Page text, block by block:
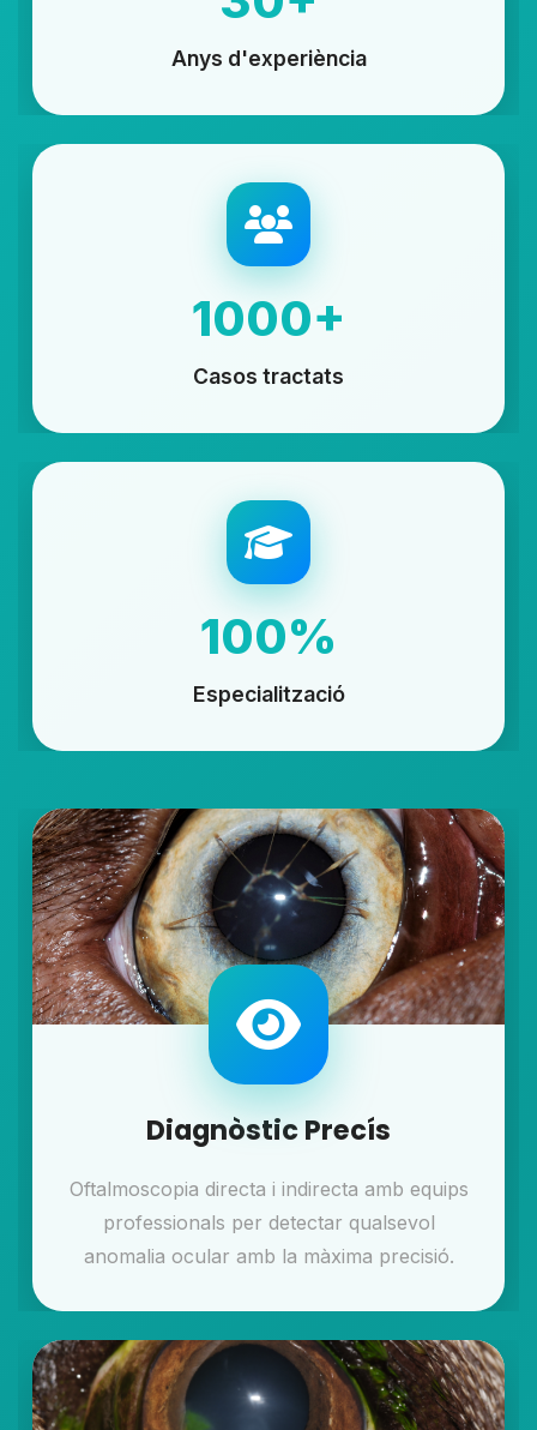
Anys d'experiència
1000+
Casos tractats
100%
Especialització
Diagnòstic Precís
Oftalmoscopia directa i indirecta amb equips
professionals per detectar qualsevol
anomalia ocular amb la màxima precisió.